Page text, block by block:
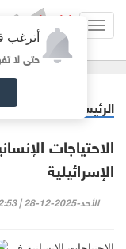
أترغب
حتى لا
الرئيسية مقالات
الاحتياجات
الإسرائيلية
الأحد-2025-12-28 | 12:53 am